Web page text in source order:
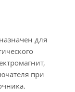
для
при